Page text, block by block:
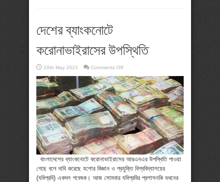
দেশের ব্যাংকনোটে
করোনাভাইরাসের উপস্থিতি
10th May 2021 Comments Offon
ব্যাংকনোটে
করোনাভাইরাসের
উপস্থিতি
বাংলাদেশের ব্যাংকনোটে করোনাভাইরাসের আরএনএর উপস্থিতি পাওয়া
গেছে বলে দাবি করেছে যশোর বিজ্ঞান ও প্রযুক্তি বিশ্ববিদ্যালয়ের
(যবিপ্রবি) একদল গবেষক। আজ সোমবার যবিপ্রবির প্রশাসনকি ভবনের